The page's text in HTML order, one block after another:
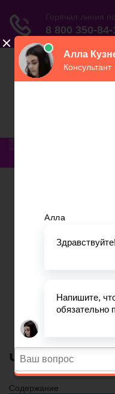
Финансовое дело
Банковское дело
Вопросы и ответы
Что входит
Содержание